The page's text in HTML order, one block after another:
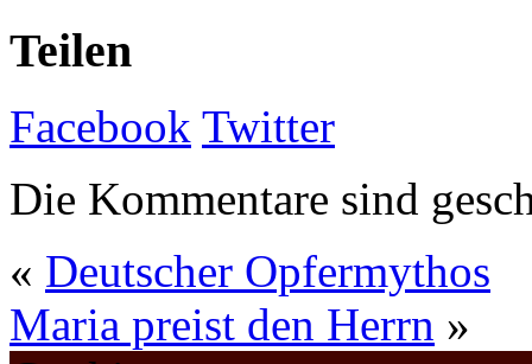
Teilen
Facebook Twitter
Die Kommentare sind
« Deutscher Opfermythos
Maria preist den Herrn »